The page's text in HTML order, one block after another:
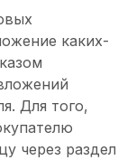
каких-
Для того,
через раздел